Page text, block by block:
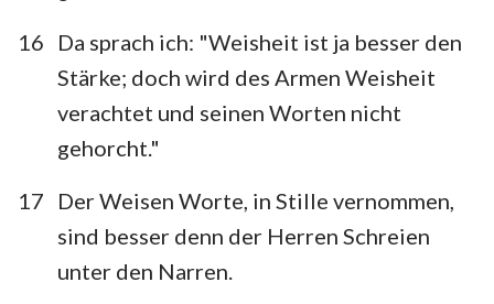
16
Da sprach ich: "Weisheit ist ja besser den
Stärke; doch wird des Armen Weisheit
verachtet und seinen Worten nicht
gehorcht."
17
Der Weisen Worte, in Stille vernommen,
sind besser denn der Herren Schreien
unter den Narren.